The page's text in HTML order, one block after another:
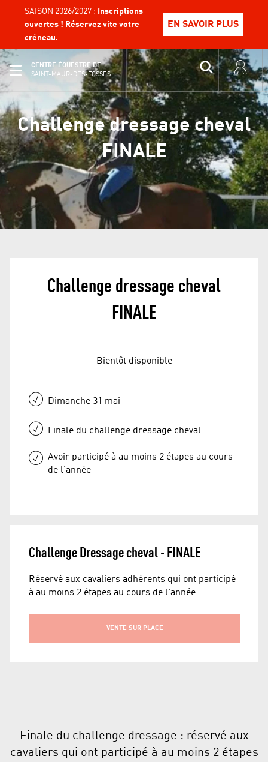
SAISON 2026/2027 :
Inscriptions
ouvertes ! Réservez vite votre
créneau.
EN SAVOIR PLUS
CENTRE ÉQUESTRE DE
SAINT-MAUR-DES-FOSSÉS
Challenge dressage cheval
FINALE
Challenge dressage cheval
FINALE
Bientôt disponible
Dimanche 31 mai
Finale du challenge dressage cheval
Avoir participé à au moins 2 étapes au cours
de l'année
Challenge Dressage cheval - FINALE
Réservé aux cavaliers adhérents qui ont participé
à au moins 2 étapes au cours de l'année
VENTE SUR PLACE
Finale du challenge dressage : réservé aux
cavaliers qui ont participé à au moins 2 étapes